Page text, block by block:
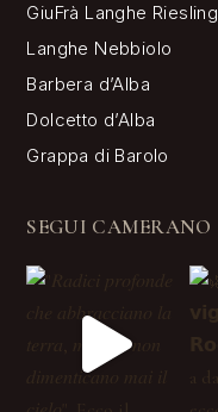
GiuFrà Langhe Riesling
Langhe Nebbiolo
Barbera d’Alba
Dolcetto d’Alba
Grappa di Barolo
SEGUI CAMERANO